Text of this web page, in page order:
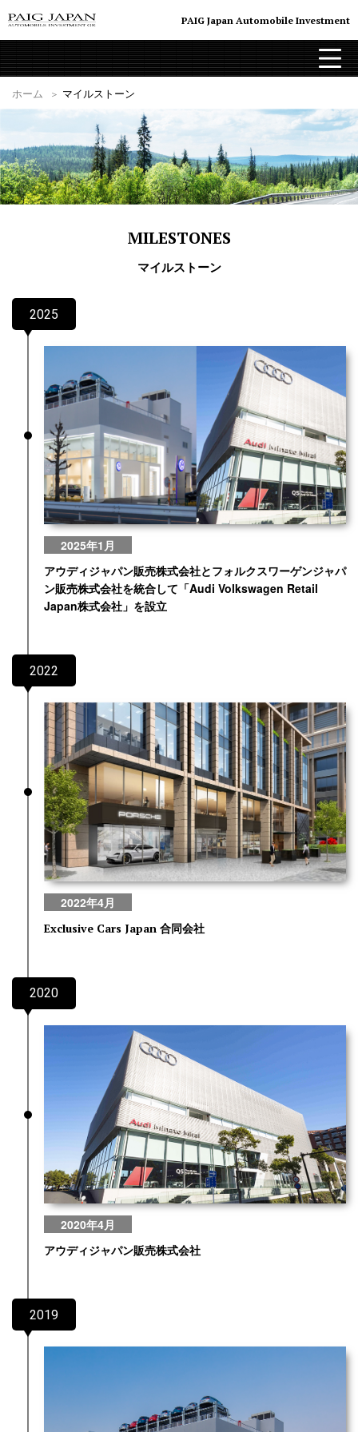
PAIG Japan Automobile Investment
Breadcrumbs
ホーム マイルストーン
MILESTONES
マイルストーン
2025
アウディジャパン販売株式会社とフォルクスワーゲンジャパ
ン販売株式会社を統合して「Audi Volkswagen Retail
Japan株式会社」を設立
2025年1月
2022
Exclusive Cars Japan 合同会社
2022年4月
2020
アウディジャパン販売株式会社
2020年4月
2019